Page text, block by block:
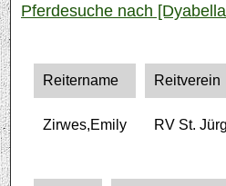
Pferdesuche nach
Reitername Reitverein
Zirwes,Emily RV St.